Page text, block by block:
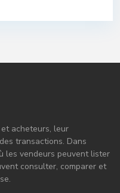
acheteurs, leur
transactions. Dans
les vendeurs peuvent lister
consulter, comparer et